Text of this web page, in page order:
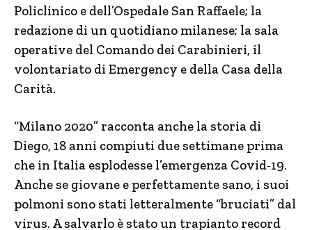
Policlinico e dell’Ospedale San Raffaele; la
redazione di un quotidiano milanese; la sala
operative del Comando dei Carabinieri, il
volontariato di Emergency e della Casa della
Carità.
“Milano 2020” racconta anche la storia di
Diego, 18 anni compiuti due settimane prima
che in Italia esplodesse l’emergenza Covid-19.
Anche se giovane e perfettamente sano, i suoi
polmoni sono stati letteralmente “bruciati” dal
virus. A salvarlo è stato un trapianto record